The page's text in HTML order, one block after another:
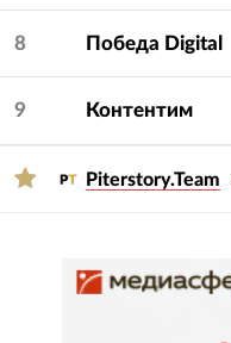
8 Победа Digital
9 Контентим
Piterstory.Team